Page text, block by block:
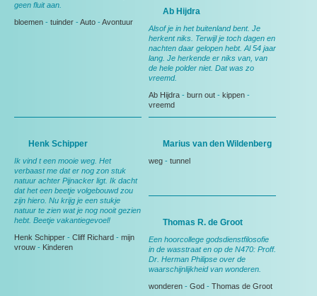
geen fluit aan.
bloemen - tuinder -Auto -Avontuur
Ab Hijdra
Alsof je in het buitenland bent. Je
herkent niks. Terwijl je toch dagen en
nachten daar gelopen hebt. Al 54 jaar
lang. Je herkende er niks van, van
de hele polder niet. Dat was zo
vreemd.
Ab Hijdra - burn out - kippen -
vreemd
Henk Schipper
Ik vind t een mooie weg. Het
verbaast me dat er nog zon stuk
natuur achter Pijnacker ligt. Ik dacht
dat het een beetje volgebouwd zou
zijn hiero. Nu krijg je een stukje
natuur te zien wat je nog nooit gezien
hebt. Beetje vakantiegevoel!
Henk Schipper - Cliff Richard - mijn
vrouw - Kinderen
Marius van den Wildenberg
weg - tunnel
Thomas R. de Groot
Een hoorcollege godsdienstfilosofie
in de wasstraat en op de N470: Proff.
Dr. Herman Philipse over de
waarschijnlijkheid van wonderen.
wonderen - God - Thomas de Groot